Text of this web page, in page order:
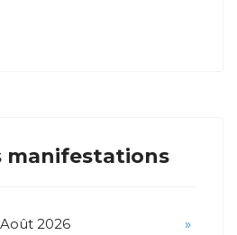
manifestations
Août 2026 »